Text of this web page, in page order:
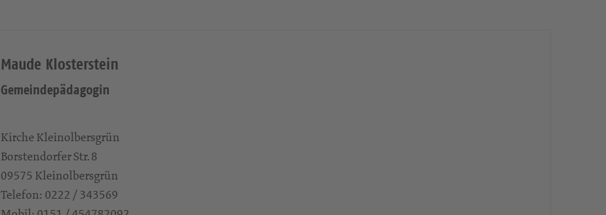
Maude Klosterstein
Gemeindepädagogin
Kirche Kleinolbersgrün
Borstendorfer Str. 8
09575 Kleinolbersgrün
Telefon: 0222 / 343569